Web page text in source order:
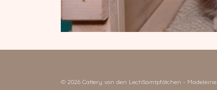
© 2026 Cattery von den LechSamtpfötchen -